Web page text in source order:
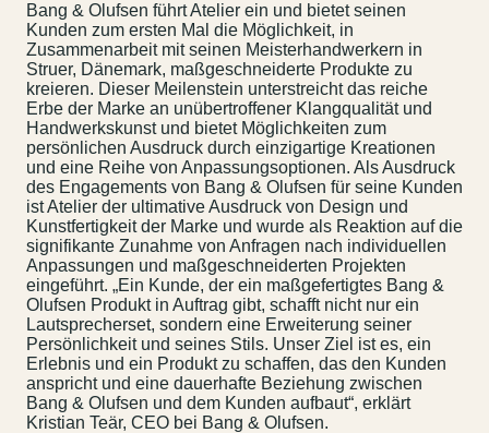
Bang & Olufsen führt Atelier ein und bietet seinen
Kunden zum ersten Mal die Möglichkeit, in
Zusammenarbeit mit seinen Meisterhandwerkern in
Struer, Dänemark, maßgeschneiderte Produkte zu
kreieren. Dieser Meilenstein unterstreicht das reiche
Erbe der Marke an unübertroffener Klangqualität und
Handwerkskunst und bietet Möglichkeiten zum
persönlichen Ausdruck durch einzigartige Kreationen
und eine Reihe von Anpassungsoptionen. Als Ausdruck
des Engagements von Bang & Olufsen für seine Kunden
ist Atelier der ultimative Ausdruck von Design und
Kunstfertigkeit der Marke und wurde als Reaktion auf die
signifikante Zunahme von Anfragen nach individuellen
Anpassungen und maßgeschneiderten Projekten
eingeführt. „Ein Kunde, der ein maßgefertigtes Bang &
Olufsen Produkt in Auftrag gibt, schafft nicht nur ein
Lautsprecherset, sondern eine Erweiterung seiner
Persönlichkeit und seines Stils. Unser Ziel ist es, ein
Erlebnis und ein Produkt zu schaffen, das den Kunden
anspricht und eine dauerhafte Beziehung zwischen
Bang & Olufsen und dem Kunden aufbaut“, erklärt
Kristian Teär, CEO bei Bang & Olufsen.